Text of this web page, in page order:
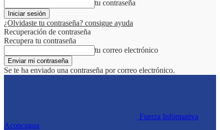
tu contraseña
¿Olvidaste tu contraseña? consigue ayuda
Recuperación de contraseña
Recupera tu contraseña
tu correo electrónico
Se te ha enviado una contraseña por correo electrónico.
Fuerza Informativa
Aconcagua